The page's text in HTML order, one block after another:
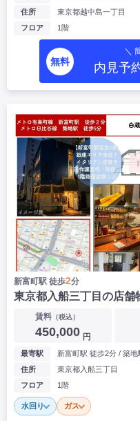
住所
東京都越中島一丁目
フロア
1階
無料
＼
内見予
新富町駅 徒歩2分
東京都入船三丁目の店舗
賃料（税込）
450,000 円
最寄駅
新富町駅 徒歩2分 / 築
住所
東京都入船三丁目
フロア
1階
水回り ガス